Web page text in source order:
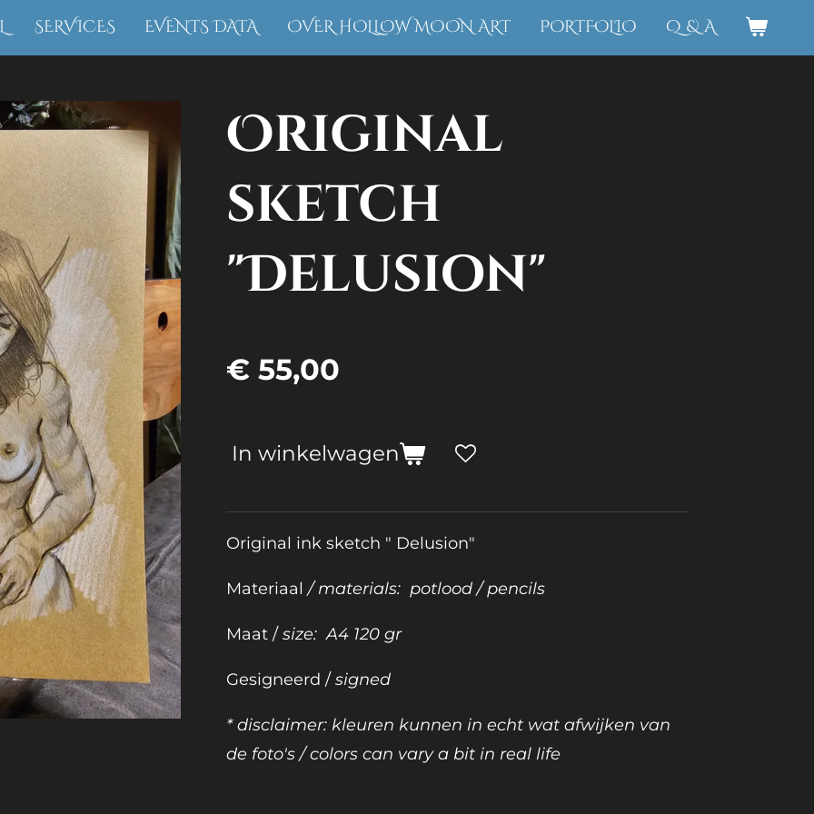
SERVICES EVENTS DATA OVER HOLLOW MOON ART PORTFOLIO Q & A
Original
sketch
"Delusion"
€ 55,00
In winkelwagen
Original ink sketch " Delusion"
Materiaal/ materials: potlood / pencils
Maat / size: A4 120 gr
Gesigneerd / signed
* disclaimer: kleuren kunnen in echt wat afwijken van
de foto's / colors can vary a bit in real life